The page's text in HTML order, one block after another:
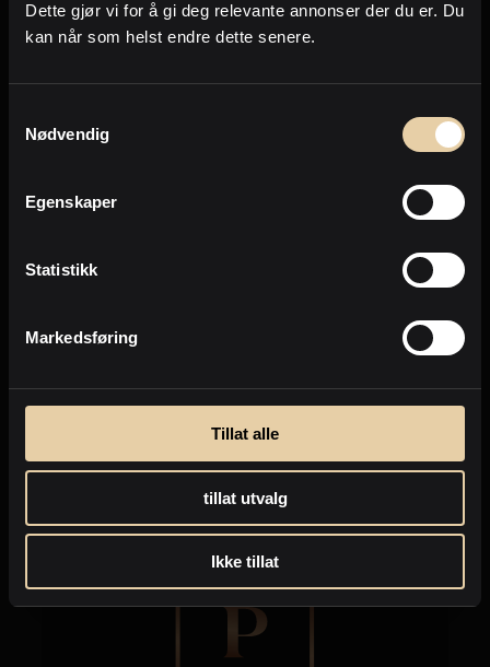
Dette gjør vi for å gi deg relevante annonser der du er. Du
kan når som helst endre dette senere.
Nødvendig
Egenskaper
Statistikk
Markedsføring
Tillat alle
tillat utvalg
Ikke tillat
Oslo
Enebolig -297m
Forrige
Eiendommer jeg selger nå
Dette er noen av de eiendommene jeg for
tiden jobber med å omsette.